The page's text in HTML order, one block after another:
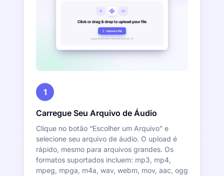
1
Carregue Seu Arquivo de Áudio
Clique no botão “Escolher um Arquivo” e
selecione seu arquivo de áudio. O upload é
rápido, mesmo para arquivos grandes. Os
formatos suportados incluem: mp3, mp4,
mpeg, mpga, m4a, wav, webm, mov, aac, ogg